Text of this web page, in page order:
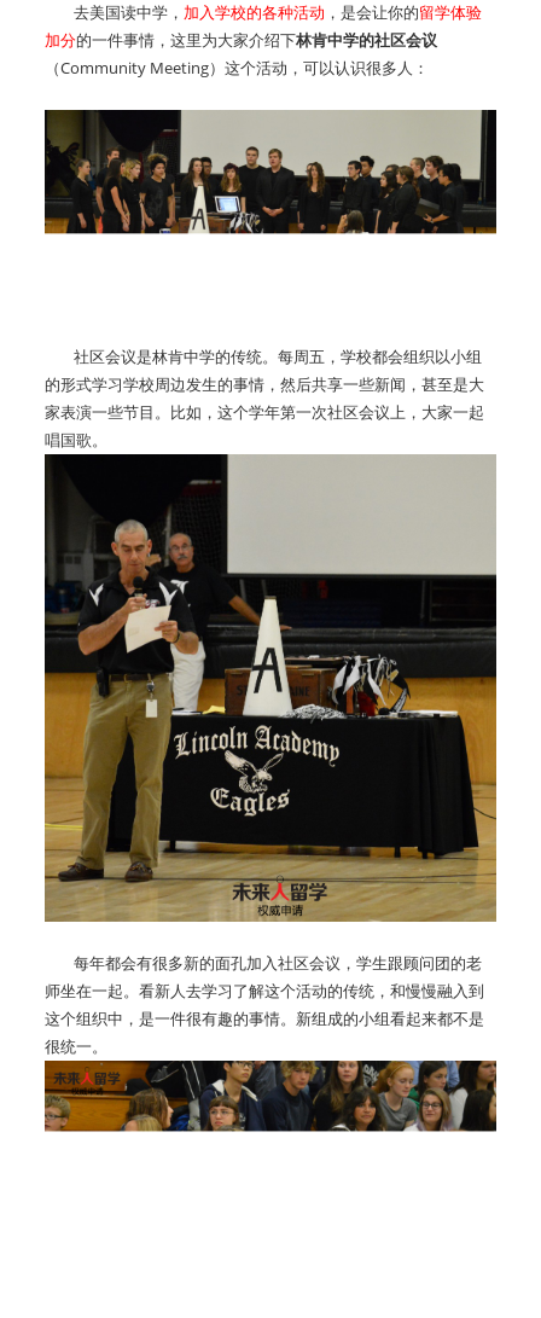
去美国读中学， 加入学校的各种活动 ，是会让你的留学体验
加分的一件事情，这里为大家介绍下林肯中学的社区会议
（Community Meeting）这个活动，可以认识很多人：
社区会议是林肯中学的传统。每周五，学校都会组织以小组
的形式学习学校周边发生的事情，然后共享一些新闻，甚至是大
家表演一些节目。比如，这个学年第一次社区会议上，大家一起
唱国歌。
每年都会有很多新的面孔加入社区会议，学生跟顾问团的老
师坐在一起。看新人去学习了解这个活动的传统，和慢慢融入到
这个组织中，是一件很有趣的事情。新组成的小组看起来都不是
很统一。